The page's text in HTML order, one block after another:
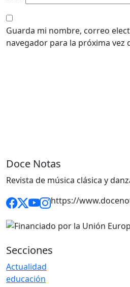
Guarda mi nombre, correo
navegador para la próxima vez
Doce Notas
Revista de música clásica y
https://
Secciones
Actualidad
educación